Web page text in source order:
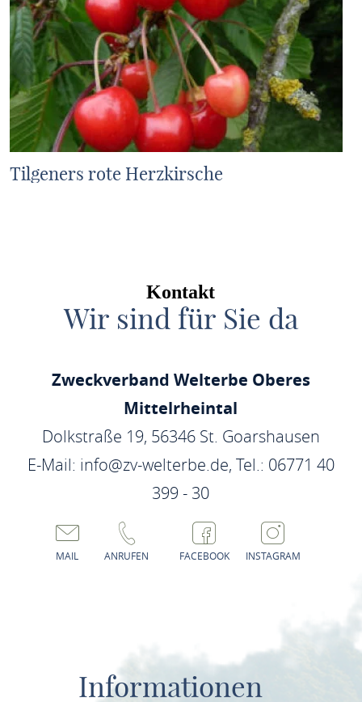
Tilgeners rote Herzkirsche
Kontakt
Wir sind für Sie da
Zweckverband Welterbe Oberes
Mittelrheintal
Dolkstraße 19, 56346 St. Goarshausen
E-Mail: info@zv-welterbe.de, Tel.: 06771 40
399 - 30
MAIL ANRUFEN FACEBOOK INSTAGRAM
Informationen